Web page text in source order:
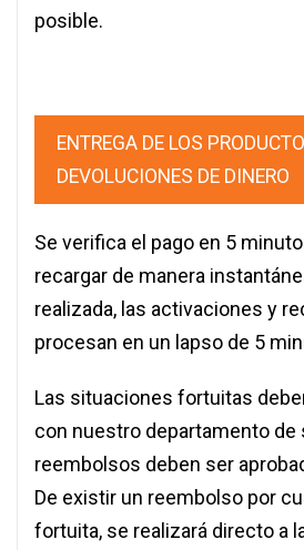
posible.
ENTREGA DE LOS
DEVOLUCIONES DE DINERO
Se verifica el pago en 5
recargar de manera
realizada, las activaciones y
procesan en un lapso de 5
Las situaciones fortuitas
con nuestro departamento de
reembolsos deben ser
De existir un reembolso por
fortuita, se realizará directo a